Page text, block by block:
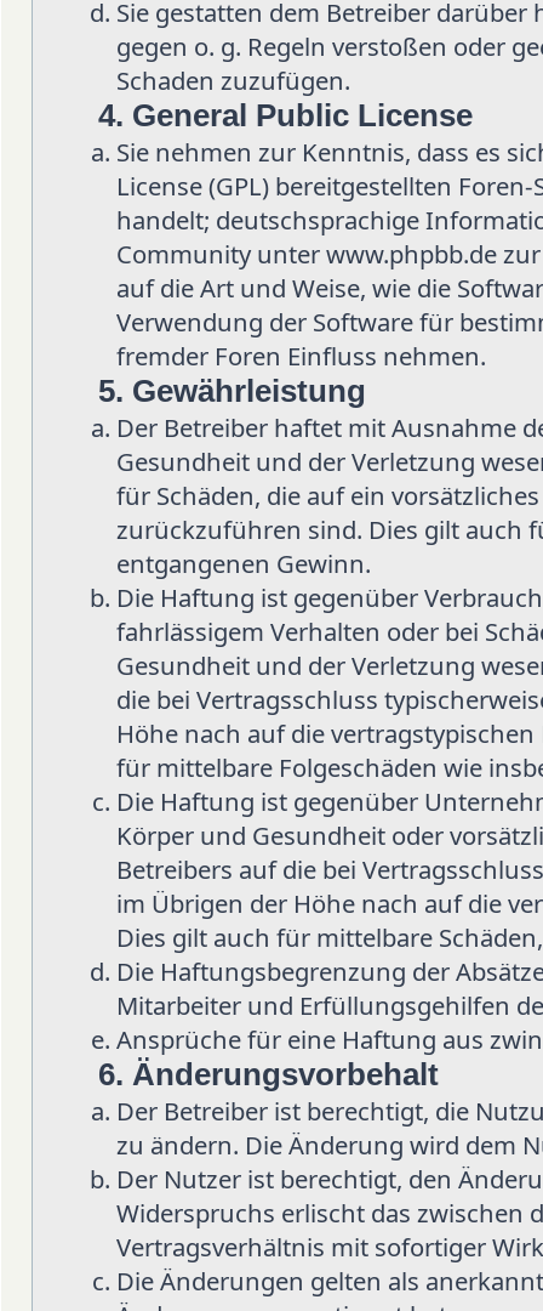
Sie gestatten dem Betreiber
gegen o. g. Regeln verstoßen oder
Schaden zuzufügen.
4. General Public License
Sie nehmen zur Kenntnis, dass es
License (GPL) bereitgestellten
handelt; deutschsprachige
Community unter www.phpbb.de
auf die Art und Weise, wie die
Verwendung der Software für
fremder Foren Einfluss nehmen.
5. Gewährleistung
Der Betreiber haftet mit Ausnahme
Gesundheit und der Verletzung
für Schäden, die auf ein
zurückzuführen sind. Dies gilt auch
entgangenen Gewinn.
Die Haftung ist gegenüber
fahrlässigem Verhalten oder bei
Gesundheit und der Verletzung
die bei Vertragsschluss
Höhe nach auf die
für mittelbare Folgeschäden wie
Die Haftung ist gegenüber
Körper und Gesundheit oder
Betreibers auf die bei
im Übrigen der Höhe nach auf die
Dies gilt auch für mittelbare
Die Haftungsbegrenzung der
Mitarbeiter und Erfüllungsgehilfen
Ansprüche für eine Haftung aus
6. Änderungsvorbehalt
Der Betreiber ist berechtigt, die
zu ändern. Die Änderung wird dem
Der Nutzer ist berechtigt, den
Widerspruchs erlischt das zwischen
Vertragsverhältnis mit sofortiger
Die Änderungen gelten als